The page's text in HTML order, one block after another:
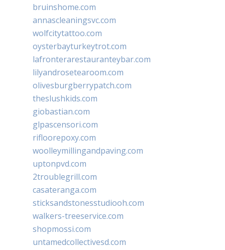
bruinshome.com
annascleaningsvc.com
wolfcitytattoo.com
oysterbayturkeytrot.com
lafronterarestauranteybar.com
lilyandrosetearoom.com
olivesburgberrypatch.com
theslushkids.com
giobastian.com
glpascensori.com
rifloorepoxy.com
woolleymillingandpaving.com
uptonpvd.com
2troublegrill.com
casateranga.com
sticksandstonesstudiooh.com
walkers-treeservice.com
shopmossi.com
untamedcollectivesd.com